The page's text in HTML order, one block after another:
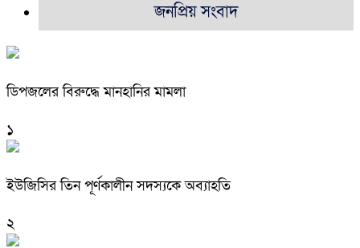
জনপ্রিয় সংবাদ
ডিপজলের বিরুদ্ধে মানহানির মামলা
১
ইউজিসির তিন পূর্ণকালীন সদস্যকে অব্যাহতি
২